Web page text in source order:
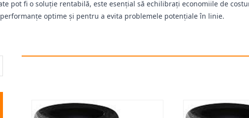
pot fi o soluție rentabilă, este esențial să echilibrați economiile de
optime și pentru a evita problemele potențiale în linie.